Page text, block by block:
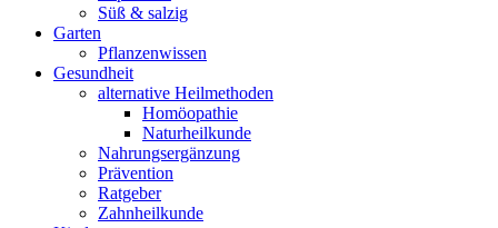
Süß & salzig
Garten
Pflanzenwissen
Gesundheit
alternative Heilmethoden
Homöopathie
Naturheilkunde
Nahrungsergänzung
Prävention
Ratgeber
Zahnheilkunde